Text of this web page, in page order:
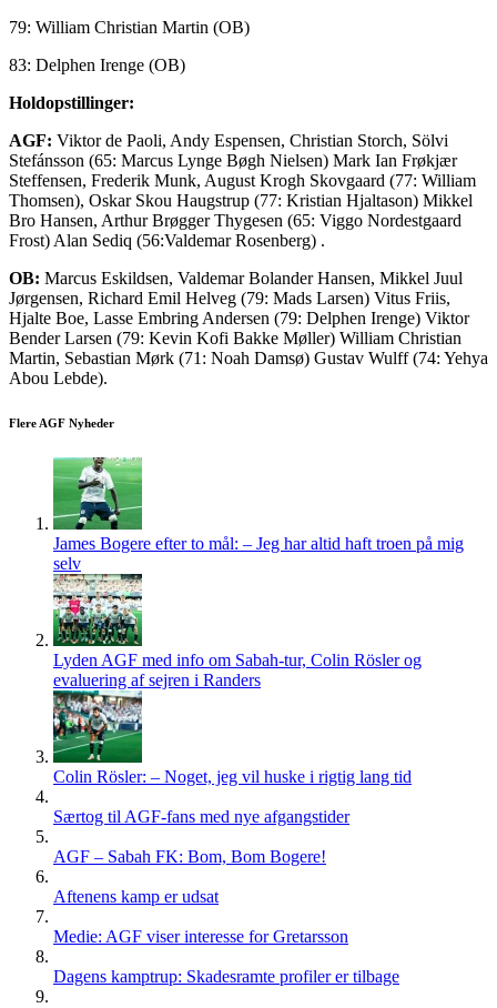
79: William Christian Martin (OB)
83: Delphen Irenge (OB)
Holdopstillinger:
AGF: Viktor de Paoli, Andy Espensen, Christian Storch, Sölvi
Stefánsson (65: Marcus Lynge Bøgh Nielsen) Mark Ian Frøkjær
Steffensen, Frederik Munk, August Krogh Skovgaard (77: William
Thomsen), Oskar Skou Haugstrup (77: Kristian Hjaltason) Mikkel
Bro Hansen, Arthur Brøgger Thygesen (65: Viggo Nordestgaard
Frost) Alan Sediq (56:Valdemar Rosenberg) .
OB: Marcus Eskildsen, Valdemar Bolander Hansen, Mikkel Juul
Jørgensen, Richard Emil Helveg (79: Mads Larsen) Vitus Friis,
Hjalte Boe, Lasse Embring Andersen (79: Delphen Irenge) Viktor
Bender Larsen (79: Kevin Kofi Bakke Møller) William Christian
Martin, Sebastian Mørk (71: Noah Damsø) Gustav Wulff (74: Yehya
Abou Lebde).
Flere AGF Nyheder
James Bogere efter to mål: – Jeg har altid haft troen på mig
selv
Lyden AGF med info om Sabah-tur, Colin Rösler og
evaluering af sejren i Randers
Colin Rösler: – Noget, jeg vil huske i rigtig lang tid
Særtog til AGF-fans med nye afgangstider
AGF – Sabah FK: Bom, Bom Bogere!
Aftenens kamp er udsat
Medie: AGF viser interesse for Gretarsson
Dagens kamptrup: Skadesramte profiler er tilbage